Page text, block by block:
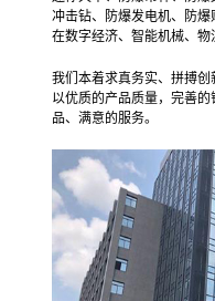
冲击钻、防爆发电机、防
在数字经济、智能机械、
我们本着求真务实、拼搏
以优质的产品质量，完善
品、满意的服务。